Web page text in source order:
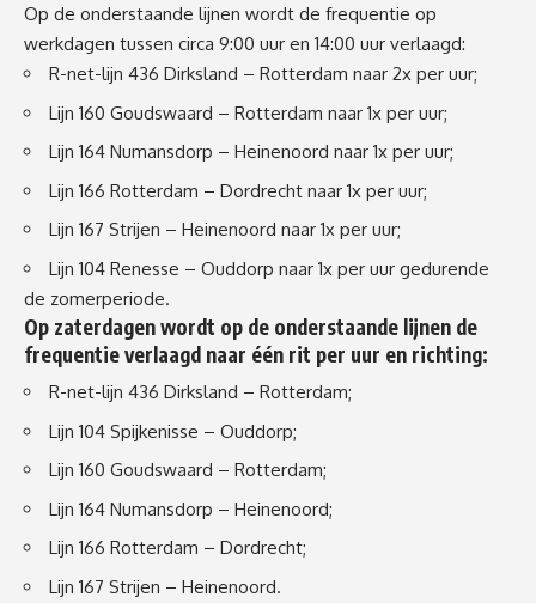
Op de onderstaande lijnen wordt de frequentie op
werkdagen tussen circa 9:00 uur en 14:00 uur verlaagd:
R-net-lijn 436 Dirksland – Rotterdam naar 2x per uur;
Lijn 160 Goudswaard – Rotterdam naar 1x per uur;
Lijn 164 Numansdorp – Heinenoord naar 1x per uur;
Lijn 166 Rotterdam – Dordrecht naar 1x per uur;
Lijn 167 Strijen – Heinenoord naar 1x per uur;
Lijn 104 Renesse – Ouddorp naar 1x per uur gedurende
de zomerperiode.
Op zaterdagen wordt op de onderstaande lijnen de
frequentie verlaagd naar één rit per uur en richting:
R-net-lijn 436 Dirksland – Rotterdam;
Lijn 104 Spijkenisse – Ouddorp;
Lijn 160 Goudswaard – Rotterdam;
Lijn 164 Numansdorp – Heinenoord;
Lijn 166 Rotterdam – Dordrecht;
Lijn 167 Strijen – Heinenoord.